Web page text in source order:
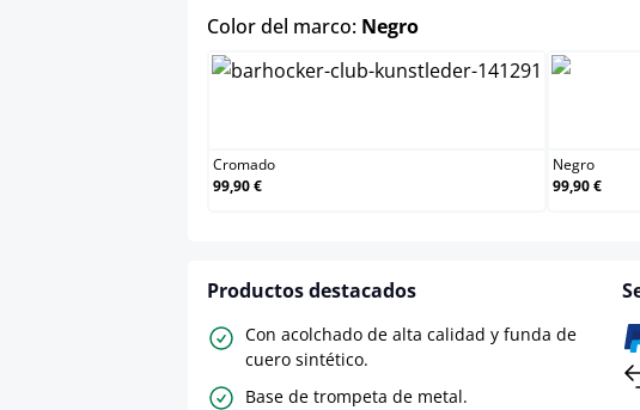
Color del marco: Negroselect
Cromado
99,90 €
Negro
99,90 €
Productos destacados
Con acolchado de alta calidad y funda de
cuero sintético.
Base de trompeta de metal.